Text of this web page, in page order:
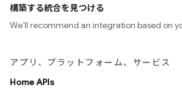
構築する統合を見つける
We’ll recommend an integration based on
アプリ、プラットフォーム、サービス
Home APIs